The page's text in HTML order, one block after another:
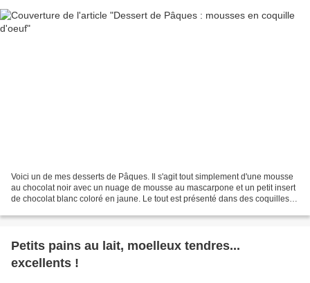
Voici un de mes desserts de Pâques. Il s'agit tout simplement d'une mousse
au chocolat noir avec un nuage de mousse au mascarpone et un petit insert
de chocolat blanc coloré en jaune. Le tout est présenté dans des coquilles
Petits pains au lait, moelleux tendres...
excellents !